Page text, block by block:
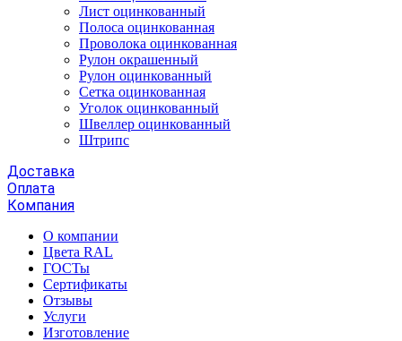
Лист оцинкованный
Полоса оцинкованная
Проволока оцинкованная
Рулон окрашенный
Рулон оцинкованный
Сетка оцинкованная
Уголок оцинкованный
Швеллер оцинкованный
Штрипс
Доставка
Оплата
Компания
О компании
Цвета RAL
ГОСТы
Сертификаты
Отзывы
Услуги
Изготовление